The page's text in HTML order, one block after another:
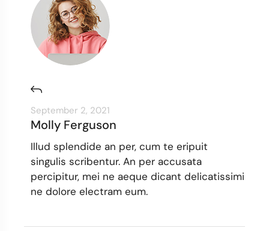
September 2, 2021
Molly Ferguson
Illud splendide an per, cum te eripuit
singulis scribentur. An per accusata
percipitur, mei ne aeque dicant delicatissimi
ne dolore electram eum.